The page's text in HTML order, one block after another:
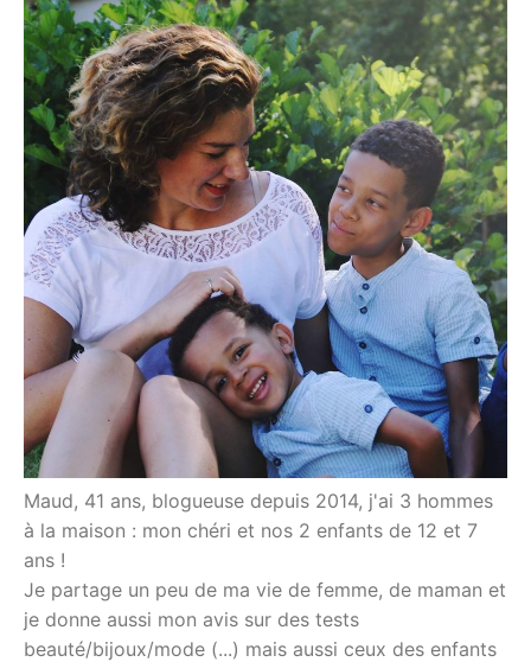
Maud, 41 ans, blogueuse depuis 2014, j'ai 3 hommes
à la maison : mon chéri et nos 2 enfants de 12 et 7
ans !
Je partage un peu de ma vie de femme, de maman et
je donne aussi mon avis sur des tests
beauté/bijoux/mode (...) mais aussi ceux des enfants